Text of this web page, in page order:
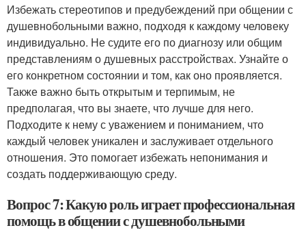
Избежать стереотипов и предубеждений при общении с
душевнобольными важно, подходя к каждому человеку
индивидуально. Не судите его по диагнозу или общим
представлениям о душевных расстройствах. Узнайте о
его конкретном состоянии и том, как оно проявляется.
Также важно быть открытым и терпимым, не
предполагая, что вы знаете, что лучше для него.
Подходите к нему с уважением и пониманием, что
каждый человек уникален и заслуживает отдельного
отношения. Это помогает избежать непонимания и
создать поддерживающую среду.
Вопрос 7: Какую роль играет профессиональная
помощь в общении с душевнобольными